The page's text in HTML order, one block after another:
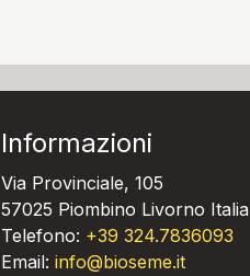
Informazioni
Via Provinciale, 105
57025 Piombino Livorno Italia
Telefono: +39 324.7836093
Email: info@bioseme.it